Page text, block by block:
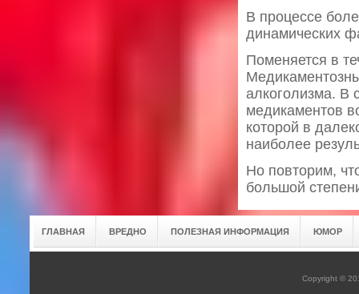
В процессе
динамических
Поменяется в
алкоголизма. В
медикаментов
которой в
наиболее
Но повторим,
большой
ГЛАВНАЯ ВРЕДНО ПОЛЕЗНАЯ ИНФОРМАЦИЯ ЮМОР
Copyright ©